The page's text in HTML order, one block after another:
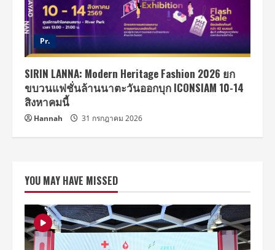
Pr.
SIRIN LANNA: Modern Heritage Fashion 2026 ยก
ขบวนแฟชั่นล้านนาตะวันออกบุก ICONSIAM 10-14
สิงหาคมนี้
Hannah 31 กรกฎาคม 2026
YOU MAY HAVE MISSED